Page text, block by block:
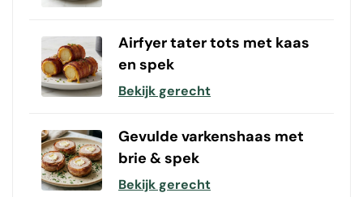
Airfyer tater tots met kaas
en spek
Bekijk gerecht
Gevulde varkenshaas met
brie & spek
Bekijk gerecht